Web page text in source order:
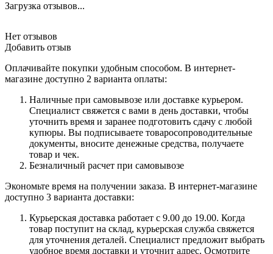
Загрузка отзывов...
Нет отзывов
Добавить отзыв
Оплачивайте покупки удобным способом. В интернет-
магазине доступно 2 варианта оплаты:
Наличные при самовывозе или доставке курьером.
Специалист свяжется с вами в день доставки, чтобы
уточнить время и заранее подготовить сдачу с любой
купюры. Вы подписываете товаросопроводительные
документы, вносите денежные средства, получаете
товар и чек.
Безналичный расчет при самовывозе
Экономьте время на получении заказа. В интернет-магазине
доступно 3 варианта доставки:
Курьерская доставка работает с 9.00 до 19.00. Когда
товар поступит на склад, курьерская служба свяжется
для уточнения деталей. Специалист предложит выбрать
удобное время доставки и уточнит адрес. Осмотрите